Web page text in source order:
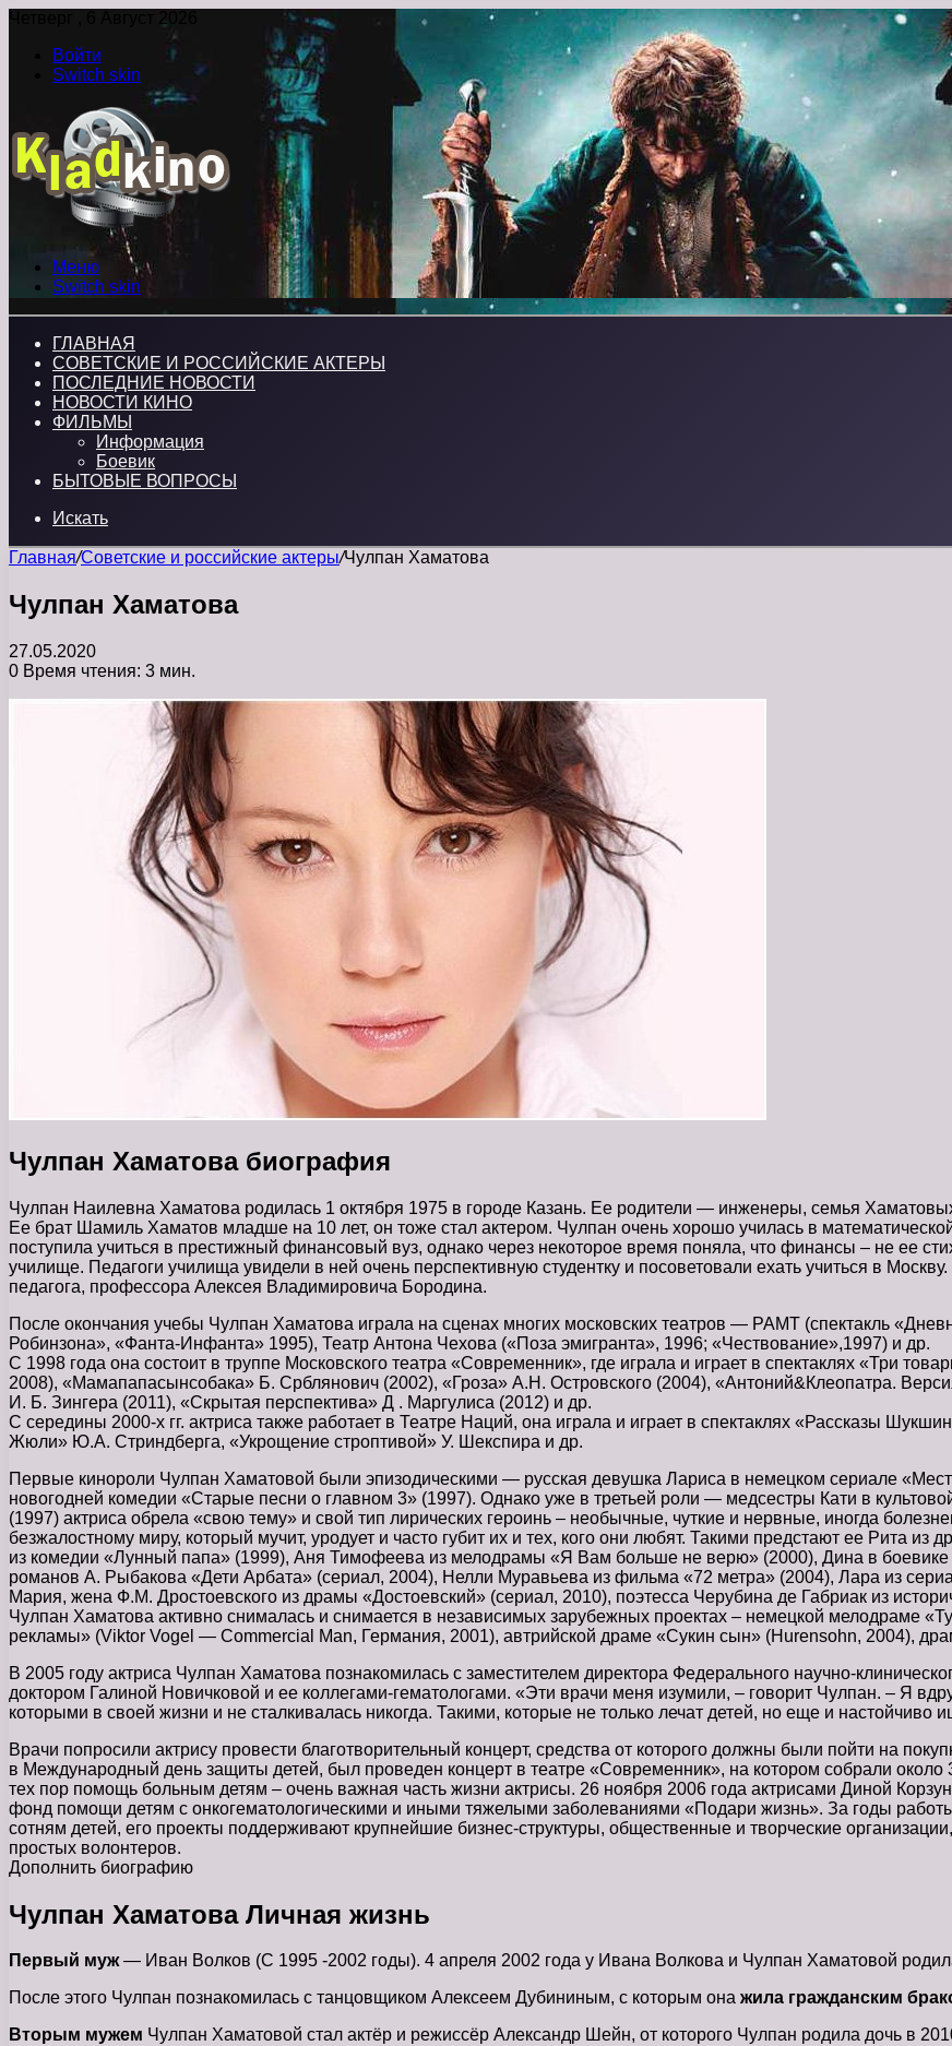
Четверг , 6 Август 2026
Войти
Switch skin
Меню
Switch skin
ГЛАВНАЯ
СОВЕТСКИЕ И РОССИЙСКИЕ АКТЕРЫ
ПОСЛЕДНИЕ НОВОСТИ
НОВОСТИ КИНО
ФИЛЬМЫ
Информация
Боевик
БЫТОВЫЕ ВОПРОСЫ
Искать
Главная/Советские и российские актеры/Чулпан Хаматова
Чулпан Хаматова
27.05.2020
0 Время чтения: 3 мин.
Чулпан Хаматова биография
Чулпан Наилевна Хаматова родилась 1 октября 1975 в городе Казань. Ее родители — инженеры, семья
Ее брат Шамиль Хаматов младше на 10 лет, он тоже стал актером. Чулпан очень хорошо училась в
поступила учиться в престижный финансовый вуз, однако через некоторое время поняла, что финансы – не ее
училище. Педагоги училища увидели в ней очень перспективную студентку и посоветовали ехать учиться в
педагога, профессора Алексея Владимировича Бородина.
После окончания учебы Чулпан Хаматова играла на сценах многих московских театров — РАМТ (спектакль
Робинзона», «Фанта-Инфанта» 1995), Театр Антона Чехова («Поза эмигранта», 1996; «Чествование»,1997) и др.
С 1998 года она состоит в труппе Московского театра «Современник», где играла и играет в спектаклях «Три
2008), «Мамапапасынсобака» Б. Срблянович (2002), «Гроза» А.Н. Островского (2004), «Антоний&Клеопатра.
И. Б. Зингера (2011), «Скрытая перспектива» Д . Маргулиса (2012) и др.
С середины 2000-х гг. актриса также работает в Театре Наций, она играла и играет в спектаклях «Рассказы
Жюли» Ю.А. Стриндберга, «Укрощение строптивой» У. Шекспира и др.
Первые кинороли Чулпан Хаматовой были эпизодическими — русская девушка Лариса в немецком сериале
новогодней комедии «Старые песни о главном 3» (1997). Однако уже в третьей роли — медсестры Кати в
(1997) актриса обрела «свою тему» и свой тип лирических героинь – необычные, чуткие и нервные, иногда
безжалостному миру, который мучит, уродует и часто губит их и тех, кого они любят. Такими предстают ее Рита
из комедии «Лунный папа» (1999), Аня Тимофеева из мелодрамы «Я Вам больше не верю» (2000), Дина в
романов А. Рыбакова «Дети Арбата» (сериал, 2004), Нелли Муравьева из фильма «72 метра» (2004), Лара из
Мария, жена Ф.М. Дростоевского из драмы «Достоевский» (сериал, 2010), поэтесса Черубина де Габриак из
Чулпан Хаматова активно снималась и снимается в независимых зарубежных проектах – немецкой мелодраме
рекламы» (Viktor Vogel — Commercial Man, Германия, 2001), автрийской драме «Сукин сын» (Hurensohn, 2004),
В 2005 году актриса Чулпан Хаматова познакомилась с заместителем директора Федерального научно-
доктором Галиной Новичковой и ее коллегами-гематологами. «Эти врачи меня изумили, – говорит Чулпан. – Я
которыми в своей жизни и не сталкивалась никогда. Такими, которые не только лечат детей, но еще и настойчиво
Врачи попросили актрису провести благотворительный концерт, средства от которого должны были пойти на
в Международный день защиты детей, был проведен концерт в театре «Современник», на котором собрали
тех пор помощь больным детям – очень важная часть жизни актрисы. 26 ноября 2006 года актрисами Диной
фонд помощи детям с онкогематологическими и иными тяжелыми заболеваниями «Подари жизнь». За годы
сотням детей, его проекты поддерживают крупнейшие бизнес-структуры, общественные и творческие
простых волонтеров.
Дополнить биографию
Чулпан Хаматова Личная жизнь
Первый муж— Иван Волков (С 1995 -2002 годы). 4 апреля 2002 года у Ивана Волкова и Чулпан Хаматовой
После этого Чулпан познакомилась с танцовщиком Алексеем Дубининым, с которым она жила гражданским
Вторым мужем Чулпан Хаматовой стал актёр и режиссёр Александр Шейн, от которого Чулпан родила дочь в